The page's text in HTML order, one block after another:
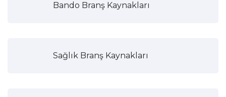
Bando Branş Kaynakları
Sağlık Branş Kaynakları